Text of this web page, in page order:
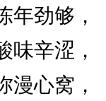
年劲够，
味辛涩，
漫心窝，